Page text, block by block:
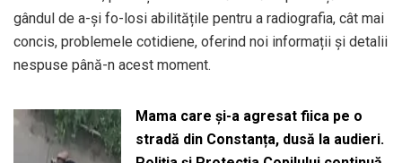
gândul de a-și fo-losi abilitățile pentru a radiografia, cât mai
concis, problemele cotidiene, oferind noi informații și detalii
nespuse până-n acest moment.
Mama care și-a agresat fiica pe o
stradă din Constanța, dusă la audieri.